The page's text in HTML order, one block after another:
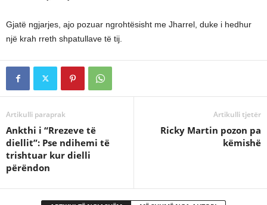
Gjatë ngjarjes, ajo pozuar ngrohtësisht me Jharrel, duke i hedhur
një krah rreth shpatullave të tij.
Artikulli paraprak
Ankthi i “Rrezeve të
diellit”: Pse ndihemi të
trishtuar kur dielli
përëndon
Artikulli tjetër
Ricky Martin pozon pa
këmishë